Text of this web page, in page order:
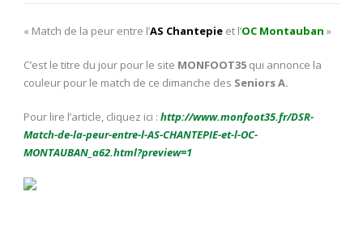
« Match de la peur entre l’AS Chantepie et l’OC Montauban »
C’est le titre du jour pour le site MONFOOT35 qui annonce la
couleur pour le match de ce dimanche des Seniors A.
Pour lire l’article, cliquez ici : http://www.monfoot35.fr/DSR-
Match-de-la-peur-entre-l-AS-CHANTEPIE-et-l-OC-
MONTAUBAN_a62.html?preview=1